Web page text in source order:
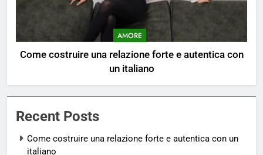
AMORE
Come costruire una relazione forte e autentica con
un italiano
Recent Posts
Come costruire una relazione forte e autentica con un
italiano